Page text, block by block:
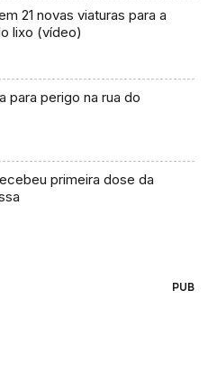
21 novas viaturas para a
lixo (vídeo)
para perigo na rua do
primeira dose da
PUB